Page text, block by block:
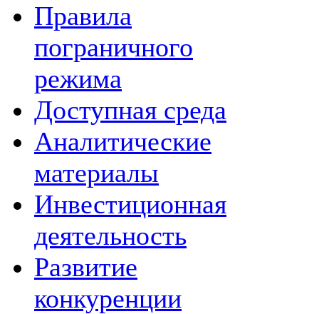
Правила
пограничного
режима
Доступная среда
Аналитические
материалы
Инвестиционная
деятельность
Развитие
конкуренции